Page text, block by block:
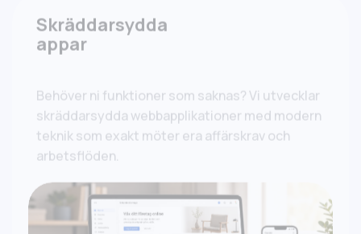
appar
skräddarsydda webbapplikationer med modern
teknik som exakt möter era affärskrav och
arbetsflöden.